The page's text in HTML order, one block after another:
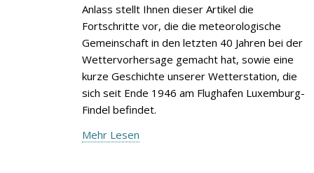
Anlass stellt Ihnen dieser Artikel die
Fortschritte vor, die die meteorologische
Gemeinschaft in den letzten 40 Jahren bei der
Wettervorhersage gemacht hat, sowie eine
kurze Geschichte unserer Wetterstation, die
sich seit Ende 1946 am Flughafen Luxemburg-
Findel befindet.
Mehr Lesen